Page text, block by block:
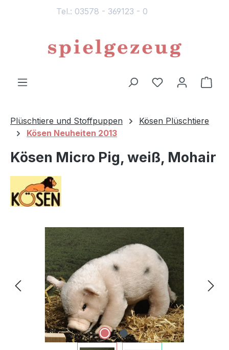
Tel.: 03578 - 369123 - 0
Du hast 0
Plüschtiere und Stoffpuppen
Kösen Plüschtiere
Kösen Neuheiten 2013
Kösen Micro Pig, weiß, Mohair
Bildergalerie überspringen